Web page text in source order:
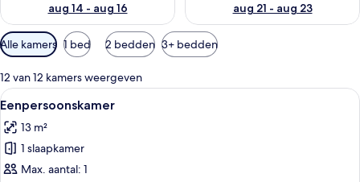
aug 14 - aug 16
aug 21 - aug 23
Beschikbare
filters
voor
kamers
Alle kamers 1 bed 2 bedden 3+ bedden
12 van 12 kamers weergeven
Alle
foto's
voor
Eenpersoonskamer
laden
Een hotelkamer met een bed, een
4
Eenpersoonskamer
13 m²
1 slaapkamer
Max. aantal: 1